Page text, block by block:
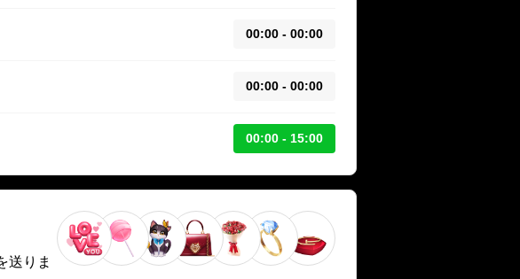
00:00 - 00:00
00:00 - 00:00
00:00 - 15:00
送りま